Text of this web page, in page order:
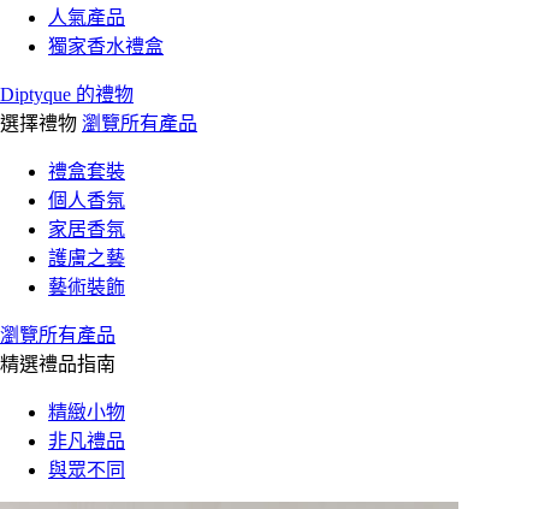
人氣產品
獨家香水禮盒
Diptyque 的禮物
選擇禮物 瀏覽所有產品
禮盒套裝
個人香氛
家居香氛
護膚之藝
藝術裝飾
瀏覽所有產品
精選禮品指南
精緻小物
非凡禮品
與眾不同